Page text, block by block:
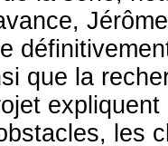
que la
les